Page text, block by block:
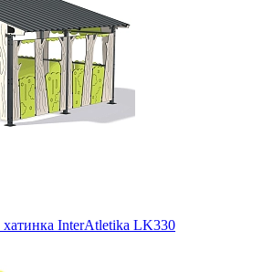
хатинка InterAtletika LK330